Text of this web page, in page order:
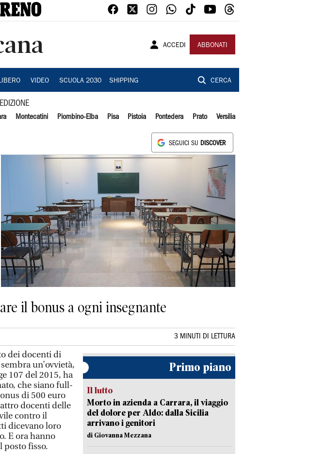
ACCEDI ABBONATI
VIDEO SCUOLA 2030 SHIPPING CERCA
Montecatini Piombino-Elba Pisa Pistoia Pontedera Prato Versilia
SEGUICI SU DISCOVER
il bonus a ogni insegnante
3 MINUTI DI LETTURA
dei docenti di
un’ovvietà,
107 del 2015, ha
che siano full-
di 500 euro
docenti delle
contro il
dicevano loro
E ora hanno
posto fisso.
Primo piano
Il lutto
Morto in azienda a Carrara, il viaggio
del dolore per Aldo: dalla Sicilia
arrivano i genitori
di Giovanna Mezzana